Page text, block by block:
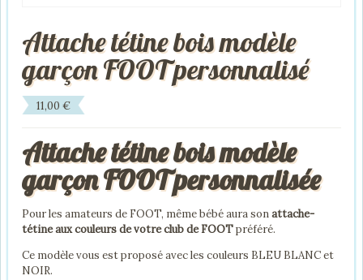
Attache tétine bois modèle
garçon FOOT personnalisé
11,00 €
Attache tétine bois modèle
garçon FOOT personnalisée
Pour les amateurs de FOOT, même bébé aura sonattache-
tétine aux couleurs de votre club de FOOTpréféré.
Ce modèle vous est proposé avec les couleurs BLEU BLANC et
NOIR.